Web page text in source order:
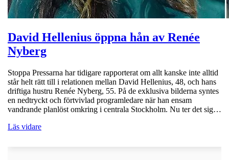
David Hellenius öppna hån av Renée
Nyberg
Stoppa Pressarna har tidigare rapporterat om allt kanske inte alltid
står helt rätt till i relationen mellan David Hellenius, 48, och hans
driftiga hustru Renée Nyberg, 55. På de exklusiva bilderna syntes
en nedtryckt och förtvivlad programledare när han ensam
vandrande planlöst omkring i centrala Stockholm. Nu ter det sig…
Läs vidare